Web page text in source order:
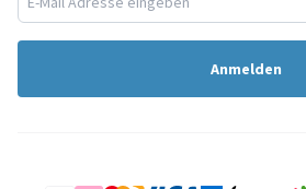
Anmelden